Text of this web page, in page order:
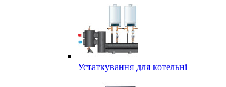
Устаткування для котельні